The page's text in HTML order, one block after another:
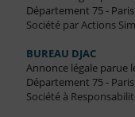
Département 75 - Paris
Société par Actions
BUREAU DJAC
Annonce légale parue
Département 75 - Paris
Société à